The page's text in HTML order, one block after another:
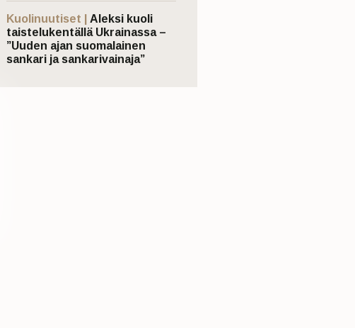
Kuolinuutiset |
Aleksi kuoli
taistelukentällä Ukrainassa –
”Uuden ajan suomalainen
sankari ja sankarivainaja”